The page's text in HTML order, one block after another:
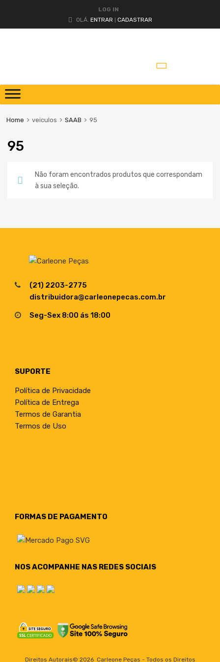
LOG IN
OLÁ. ENTRAR CADASTRAR
Home veiculos SAAB 95
95
Não foram encontrados produtos que correspondam
à sua seleção.
(21) 2203-2775
distribuidora@carleonepecas.com.br
Seg-Sex 8:00 ás 18:00
SUPORTE
Política de Privacidade
Política de Entrega
Termos de Garantia
Termos de Uso
FORMAS DE PAGAMENTO
NOS ACOMPANHE NAS REDES SOCIAIS
Direitos Autorais© 2026 Carleone Peças - Todos os Direitos